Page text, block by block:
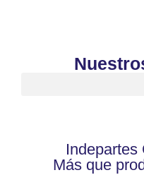
Indepartes
Más que